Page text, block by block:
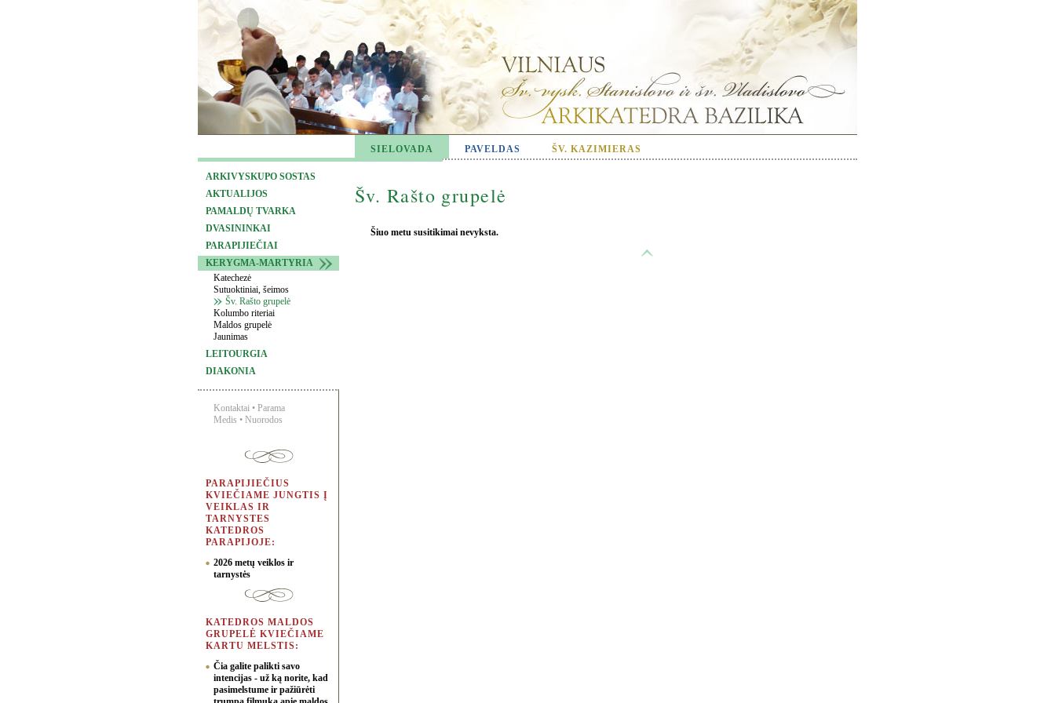
SIELOVADA PAVELDAS ŠV. KAZIMIERAS
ARKIVYSKUPO SOSTAS
AKTUALIJOS
PAMALDŲ TVARKA
DVASININKAI
PARAPIJIEČIAI
KERYGMA-MARTYRIA
Katechezė
Sutuoktiniai, šeimos
Šv. Rašto grupelė
Kolumbo riteriai
Maldos grupelė
Jaunimas
LEITOURGIA
DIAKONIA
Kontaktai • Parama
Medis • Nuorodos
PARAPIJIEČIUS
KVIEČIAME JUNGTIS Į
VEIKLAS IR
TARNYSTES
KATEDROS
PARAPIJOJE:
2026 metų veiklos ir
tarnystės
KATEDROS MALDOS
GRUPELĖ KVIEČIAME
KARTU MELSTIS:
Čia galite palikti savo
intencijas - už ką norite, kad
pasimelstume ir pažiūrėti
Šv. Rašto grupelė
Šiuo metu susitikimai nevyksta.